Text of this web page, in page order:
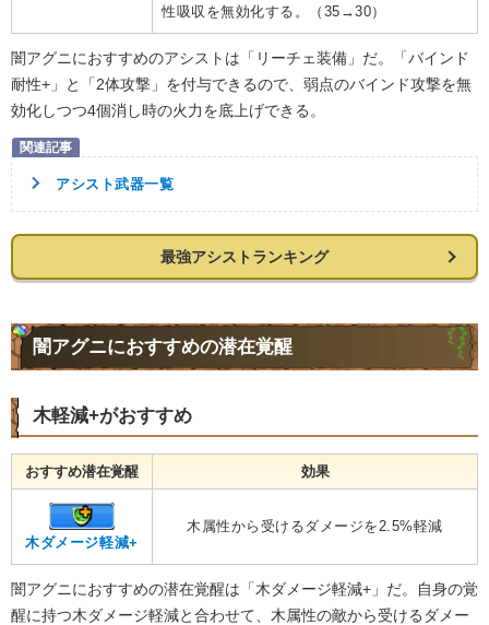
性吸収を無効化する。（35→30）
闇アグニにおすすめのアシストは「リーチェ装備」だ。「バインド
耐性+」と「2体攻撃」を付与できるので、弱点のバインド攻撃を無
効化しつつ4個消し時の火力を底上げできる。
アシスト武器一覧
最強アシストランキング
闇アグニにおすすめの潜在覚醒
木軽減+がおすすめ
おすすめ潜在覚醒 効果
木ダメージ軽減+
木属性から受けるダメージを2.5%軽減
闇アグニにおすすめの潜在覚醒は「木ダメージ軽減+」だ。自身の覚
醒に持つ木ダメージ軽減と合わせて、木属性の敵から受けるダメー